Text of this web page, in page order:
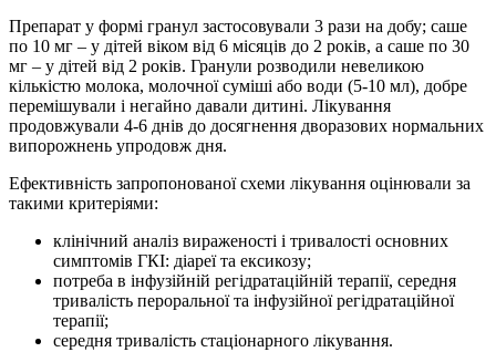
Препарат у формі гранул застосовували 3 рази на добу; саше
по 10 мг – у дітей віком від 6 місяців до 2 років, а саше по 30
мг – у дітей від 2 років. Гранули розводили невеликою
кількістю молока, молочної суміші або води (5-10 мл), добре
перемішували і негайно давали дитині. Лікування
продовжували 4-6 днів до досягнення дворазових нормальних
випорожнень упродовж дня.
Ефективність запропонованої схеми лікування оцінювали за
такими критеріями:
клінічний аналіз вираженості і тривалості основ­них
симптомів ГКІ: діареї та ексикозу;
потреба в інфузійній регідратаційній терапії, середня
тривалість пероральної та інфузійної регідратаційної
терапії;
середня тривалість стаціонарного лікування.